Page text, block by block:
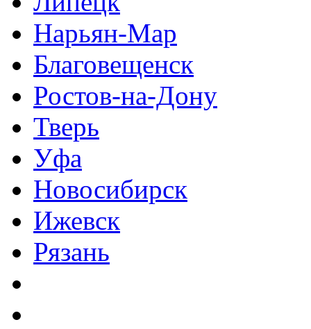
Нарьян-Мар
Благовещенск
Ростов-на-Дону
Тверь
Уфа
Новосибирск
Ижевск
Рязань